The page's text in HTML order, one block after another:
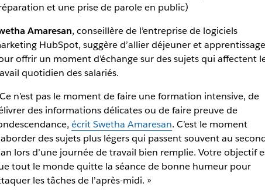
et une prise de parole en public)
Amaresan, conseillère de l’entreprise de logiciels
HubSpot, suggère d’allier déjeuner et apprentissage
offrir un moment d’échange sur des sujets qui affectent
quotidien des salariés.
n’est pas le moment de faire une formation intensive, de
des informations délicates ou de faire preuve de
écrit Swetha Amaresan. C’est le moment
des sujets plus légers qui passent souvent au
lors d’une journée de travail bien remplie. Votre objectif
tout le monde quitte la séance de bonne humeur pour
les tâches de l’après-midi. »